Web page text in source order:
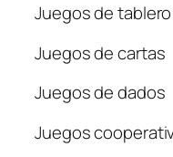
Juegos de tablero
Juegos de cartas
Juegos de dados
Juegos